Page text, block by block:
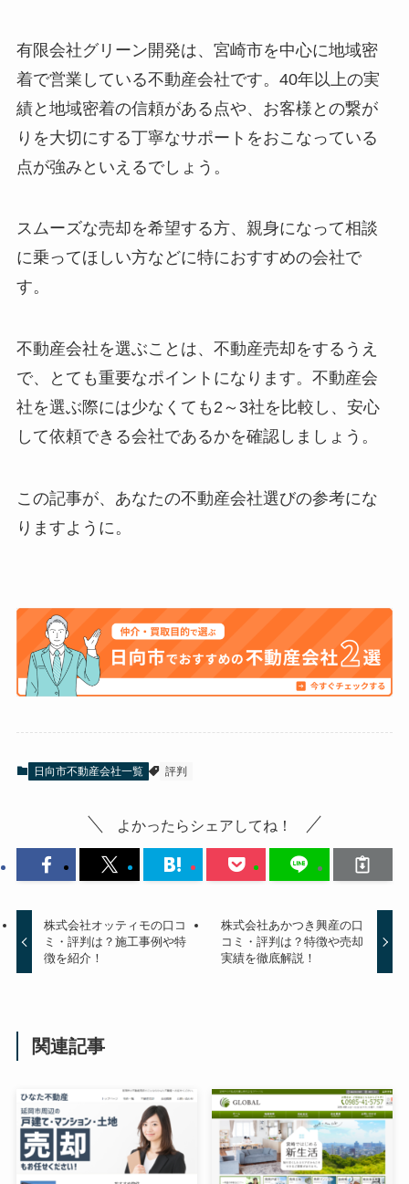
有限会社グリーン開発は、宮崎市を中心に地域密
着で営業している不動産会社です。40年以上の実
績と地域密着の信頼がある点や、お客様との繋が
りを大切にする丁寧なサポートをおこなっている
点が強みといえるでしょう。
スムーズな売却を希望する方、親身になって相談
に乗ってほしい方などに特におすすめの会社で
す。
不動産会社を選ぶことは、不動産売却をするうえ
で、とても重要なポイントになります。不動産会
社を選ぶ際には少なくても2～3社を比較し、安心
して依頼できる会社であるかを確認しましょう。
この記事が、あなたの不動産会社選びの参考にな
りますように。
日向市不動産会社一覧 評判
よかったらシェアしてね！
株式会社オッティモの口コ
ミ・評判は？施工事例や特
徴を紹介！
株式会社あかつき興産の口
コミ・評判は？特徴や売却
実績を徹底解説！
関連記事